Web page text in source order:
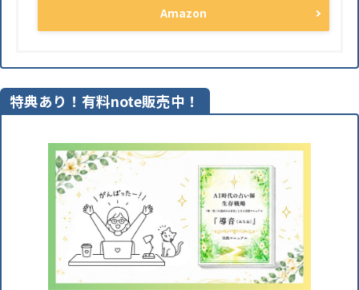
Amazon
特典あり！有料note販売中！